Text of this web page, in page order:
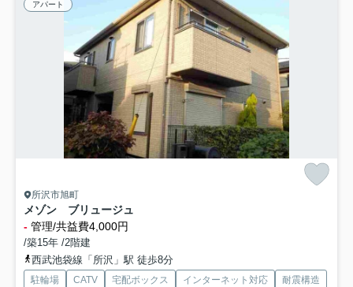
アパート
所沢市旭町
メゾン ブリュージュ
- 管理/共益費4,000円
/築15年 /2階建
西武池袋線「所沢」駅 徒歩8分
駐輪場 CATV 宅配ボックス インターネット対応
耐震構造